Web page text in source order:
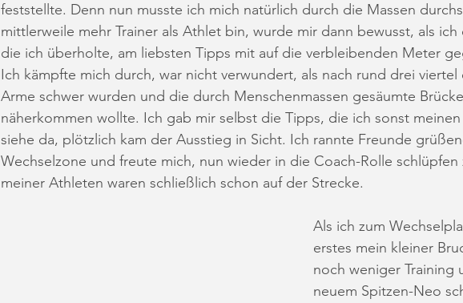
feststellte. Denn nun musste ich mich natürlich durch die Massen
mittlerweile mehr Trainer als Athlet bin, wurde mir dann bewusst, als ich
die ich überholte, am liebsten Tipps mit auf die verbleibenden Meter
Ich kämpfte mich durch, war nicht verwundert, als nach rund drei viertel
Arme schwer wurden und die durch Menschenmassen gesäumte
näherkommen wollte. Ich gab mir selbst die Tipps, die ich sonst
siehe da, plötzlich kam der Ausstieg in Sicht. Ich rannte Freunde
Wechselzone und freute mich, nun wieder in die Coach-Rolle schlüpfen
meiner Athleten waren schließlich schon auf der Strecke.
Als ich zum
erstes mein kleiner
noch weniger Training
neuem Spitzen-Neo